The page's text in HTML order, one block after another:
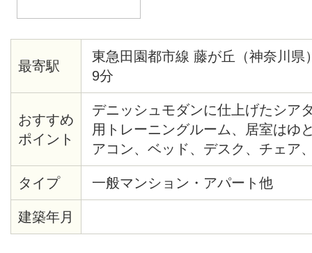
最寄駅
東急田園都市線 藤が丘（神奈川
9分
おすすめ
ポイント
デニッシュモダンに仕上げたシア
用トレーニングルーム、居室はゆ
アコン、ベッド、デスク、チェア
引っ越しも簡単。収納も十分です
タイプ
一般マンション・アパート他
建築年月